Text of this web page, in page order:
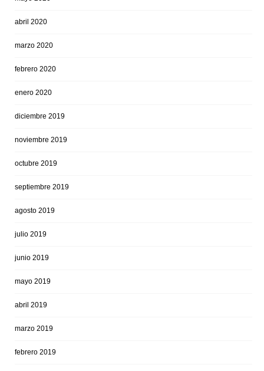
abril 2020
marzo 2020
febrero 2020
enero 2020
diciembre 2019
noviembre 2019
octubre 2019
septiembre 2019
agosto 2019
julio 2019
junio 2019
mayo 2019
abril 2019
marzo 2019
febrero 2019